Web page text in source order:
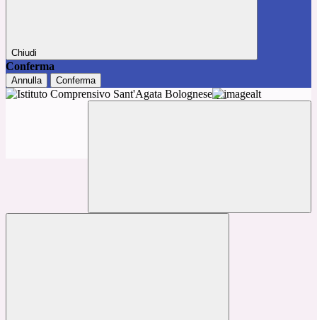
Chiudi
Conferma
Annulla Conferma